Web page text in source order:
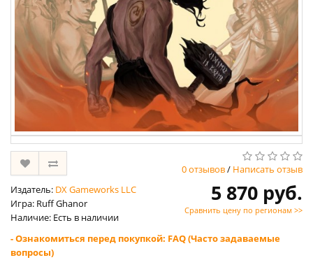
0 отзывов/ Написать отзыв
Издатель: DX Gameworks LLC
Игра: Ruff Ghanor
Наличие: Есть в наличии
5 870 руб.
Сравнить цену по регионам >>
- Ознакомиться перед покупкой: FAQ (Часто задаваемые
вопросы)